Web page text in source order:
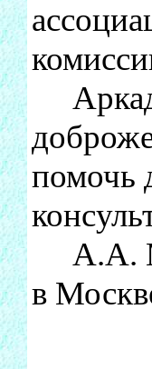
помочь
А.А.
в